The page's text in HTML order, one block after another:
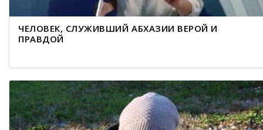
ЧЕЛОВЕК, СЛУЖИВШИЙ АБХАЗИИ ВЕРОЙ И
ПРАВДОЙ